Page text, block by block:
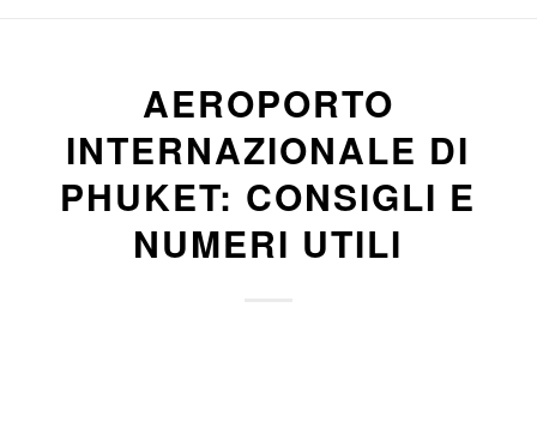
AEROPORTO
INTERNAZIONALE DI
PHUKET: CONSIGLI E
NUMERI UTILI